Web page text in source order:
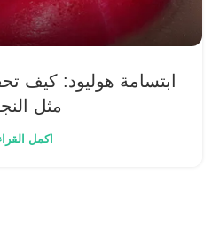
ابتسامة هوليود: كيف
مثل
اكمل